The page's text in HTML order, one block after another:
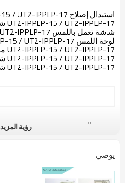
استبدال إصلاح UT2-IPPLP-15 / UT2-IPPLP-17
UT2-IPPLP-15 / UT2-IPPLP-17 شاشة تعمل باللمس HMI
شاشة تعمل باللمس UT2-IPPLP-15 / UT2-IPPLP-17
لوحة اللمس UT2-IPPLP-15 / UT2-IPPLP-17
UT2-IPPLP-15 / UT2-IPPLP-17 مصنع تصنيع الصين
UT2-IPPLP-15 / UT2-IPPLP-17 شاشة تعمل باللمس الزجاج
UT2-IPPLP-15 / UT2-IPPLP-17 شاشة تعمل باللمس hmi
وصف المنتج:
الضمان: 365 يوما
الشحن: 2 ~ 3 أيام عمل
الحجم العام: 3.0 '' إلى 22 ''
حجم مخصص: 1.0 '' 22 ''
رؤية المزيد
يوصي